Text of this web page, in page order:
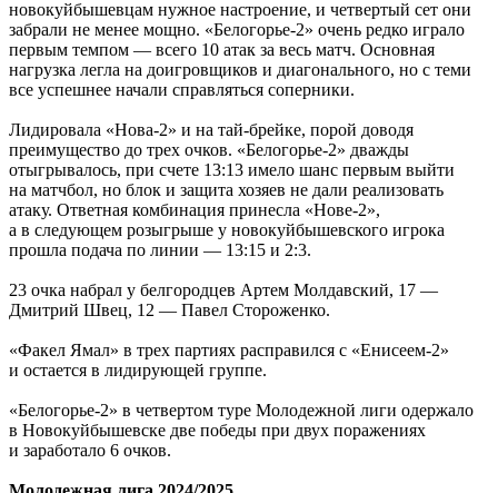
новокуйбышевцам нужное настроение, и четвертый сет они
забрали не менее мощно. «Белогорье-2» очень редко играло
первым темпом — всего 10 атак за весь матч. Основная
нагрузка легла на доигровщиков и диагонального, но с теми
все успешнее начали справляться соперники.
Лидировала «Нова-2» и на тай-брейке, порой доводя
преимущество до трех очков. «Белогорье-2» дважды
отыгрывалось, при счете 13:13 имело шанс первым выйти
на матчбол, но блок и защита хозяев не дали реализовать
атаку. Ответная комбинация принесла «Нове-2»,
а в следующем розыгрыше у новокуйбышевского игрока
прошла подача по линии — 13:15 и 2:3.
23 очка набрал у белгородцев Артем Молдавский, 17 —
Дмитрий Швец, 12 — Павел Стороженко.
«Факел Ямал» в трех партиях расправился с «Енисеем-2»
и остается в лидирующей группе.
«Белогорье-2» в четвертом туре Молодежной лиги одержало
в Новокуйбышевске две победы при двух поражениях
и заработало 6 очков.